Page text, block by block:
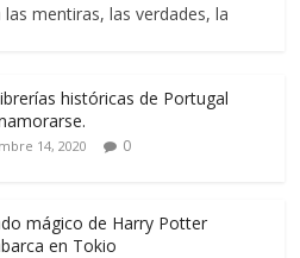
mentiras, las verdades, la
históricas de Portugal
14, 2020 0
mágico de Harry Potter
en Tokio